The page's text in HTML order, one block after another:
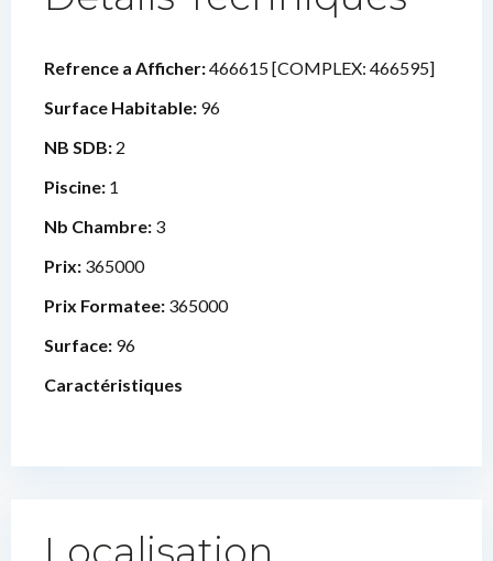
Refrence a Afficher:466615 [COMPLEX: 466595]
Surface Habitable: 96
NB SDB: 2
Piscine: 1
Nb Chambre: 3
Prix: 365000
Prix Formatee: 365000
Surface: 96
Caractéristiques
Localisation